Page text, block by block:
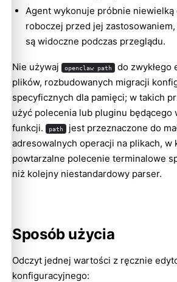
Agent wykonuje próbnie
roboczej przed jej
są widoczne podczas przeglądu.
Nie używaj openclaw path do zwykłego
plików, rozbudowanych migracji
specyficznych dla pamięci; w takich
użyć polecenia lub pluginu będącego
funkcji.
path jest przeznaczone do
adresowalnych operacji na plikach, w
powtarzalne polecenie terminalowe
niż kolejny niestandardowy parser.
Sposób użycia
Odczyt jednej wartości z ręcznie
konfiguracyjnego: